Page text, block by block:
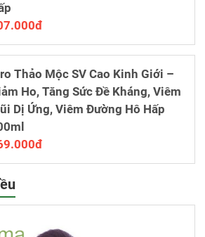
Thảo Mộc SV Cao Kinh Giới –
Ho, Tăng Sức Đề Kháng, Viêm
Dị Ứng, Viêm Đường Hô Hấp